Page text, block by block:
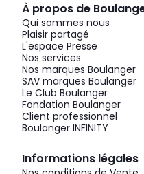
À propos de
Qui sommes nous
Plaisir partagé
L'espace Presse
Nos services
Nos marques Boulanger
SAV marques Boulanger
Le Club Boulanger
Fondation Boulanger
Client professionnel
Boulanger INFINITY
Informations légales